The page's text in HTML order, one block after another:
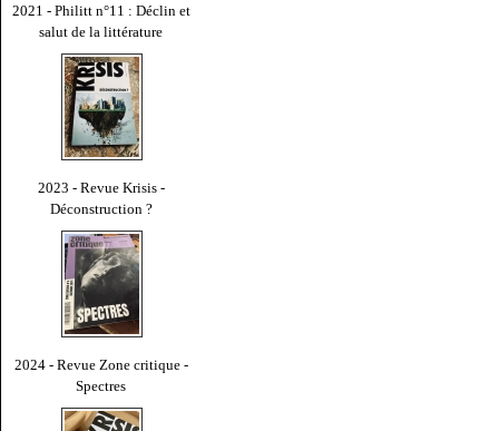
2021 - Philitt n°11 : Déclin et
salut de la littérature
2023 - Revue Krisis -
Déconstruction ?
2024 - Revue Zone critique -
Spectres